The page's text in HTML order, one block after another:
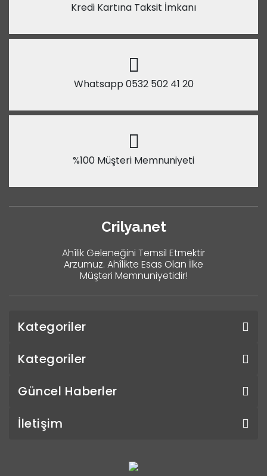
Kredi Kartına Taksit İmkanı
Whatsapp 0532 502 41 20
%100 Müşteri Memnuniyeti
Crilya.net
Ahîlik Geleneğini Temsil Etmektir
Arzumuz. Ahîlikte Esas Olan İlke
Müşteri Memnuniyetidir!
Kategoriler
Kategoriler
Güncel Haberler
İletişim